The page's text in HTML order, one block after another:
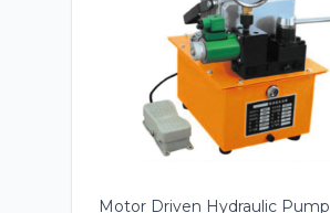
Motor Driven Hydraulic Pump